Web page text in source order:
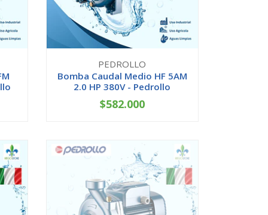
PEDROLLO
Bomba Caudal Medio HF 5AM
2.0 HP 380V - Pedrollo
+
$582.000